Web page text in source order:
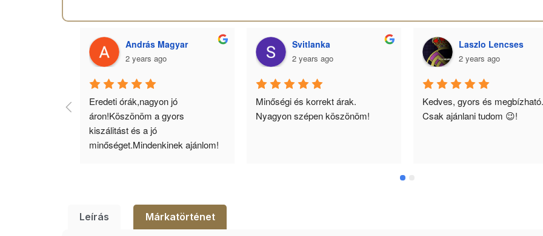
András Magyar
2 years ago
Eredeti órák,nagyon jó
áron!Köszönöm a gyors
kiszálitást és a jó
minőséget.Mindenkinek ajánlom!
Svitlanka
2 years ago
Minőségi és korrekt árak.
Nyagyon szépen köszönöm!
Laszlo Lencses
2 years ago
Kedves, gyors és megbízható.
Csak ajánlani tudom 😉!
Leírás Márkatörténet